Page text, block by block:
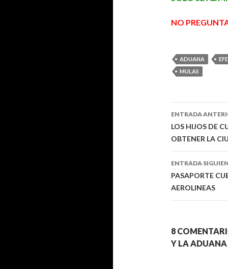
NO
ADUANA
MULAS
de
entradas
ENTRADA
LOS HIJOS DE
OBTENER LA
ENTRADA
PASAPORTE
AEROLINEAS
8
Y LA ADUANA